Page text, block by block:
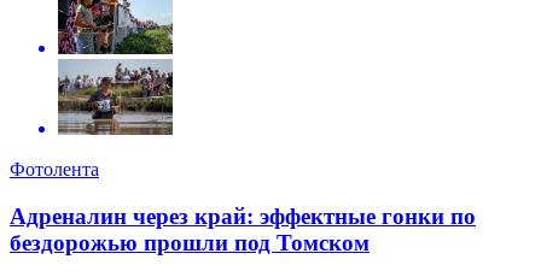
Фотолента
Адреналин через край: эффектные гонки по
бездорожью прошли под Томском